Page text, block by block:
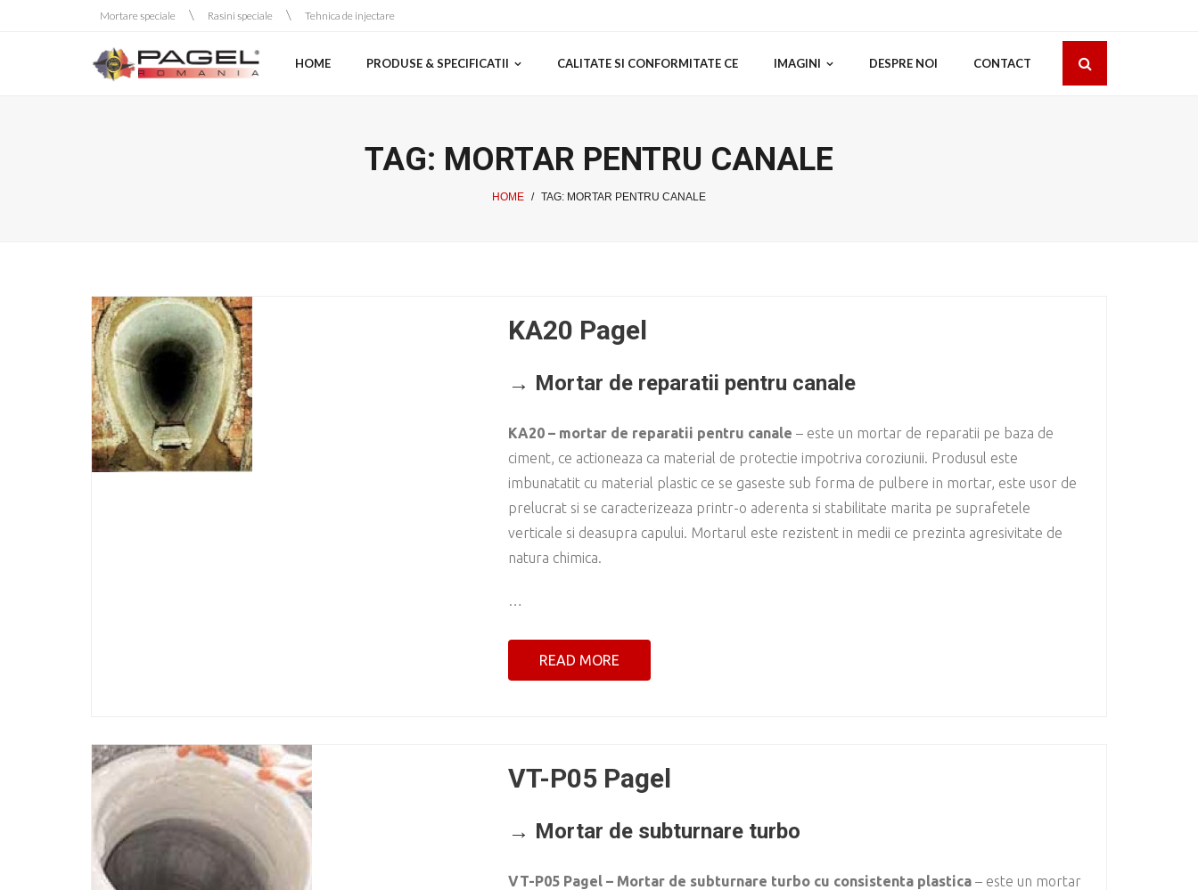
Mortare speciale Rasini speciale Tehnica de injectare
HOME PRODUSE & SPECIFICATII CALITATE SI CONFORMITATE CE IMAGINI DESPRE NOI CONTACT
TAG: MORTAR PENTRU CANALE
HOME / TAG: MORTAR PENTRU CANALE
KA20 Pagel
→ Mortar de reparatii pentru canale
KA20 – mortar de reparatii pentru canale – este un mortar de reparatii pe baza de
ciment, ce actioneaza ca material de protectie impotriva coroziunii. Produsul este
imbunatatit cu material plastic ce se gaseste sub forma de pulbere in mortar, este usor de
prelucrat si se caracterizeaza printr-o aderenta si stabilitate marita pe suprafetele
verticale si deasupra capului. Mortarul este rezistent in medii ce prezinta agresivitate de
natura chimica.
…
READ MORE
VT-P05 Pagel
→ Mortar de subturnare turbo
VT-P05 Pagel – Mortar de subturnare turbo cu consistenta plastica – este un mortar